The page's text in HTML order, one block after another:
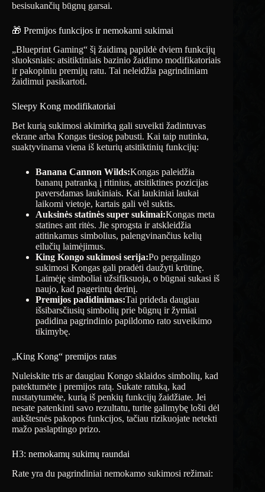
besisukančių būgnų garsai.
🎁 Premijos funkcijos ir nemokami sukimai
„Blueprint Gaming“ šį žaidimą papildė dviem funkcijų
sluoksniais: atsitiktiniais bazinio žaidimo modifikatoriais
ir pakopiniu premijų ratu. Tai neleidžia pagrindiniam
žaidimui pasikartoti.
Sleepy Kong modifikatoriai
Bet kurią sukimosi akimirką gali suveikti žadintuvas
ekrane arba Kongas tiesiog pabusti. Kai taip nutinka,
suaktyvinama viena iš keturių atsitiktinių funkcijų:
Banana Cannon Wilds:Kongas paleidžia
bananų patranką į ritinius, atsitiktines pozicijas
paversdamas laukiniais. Kai laukiniai laukai
laikomi vietoje, kartais gali vėl suktis.
Auksinės statinės super sukimai:Kongas meta
statines ant ritės. Jie sprogsta ir atskleidžia
atitinkamus simbolius, palengvinančius kelių
eilučių laimėjimus.
King Kongo sukimosi serija:Po pergalingo
sukimosi Kongas gali pradėti daužyti krūtinę.
Laimėję simboliai užsifiksuoja, o būgnai sukasi iš
naujo, kad pagerintų derinį.
Premijos padidinimas:Tai prideda daugiau
išsibarsčiusių simbolių prie būgnų ir žymiai
padidina pagrindinio papildomo rato suveikimo
tikimybę.
„King Kong“ premijos ratas
Nuleiskite tris ar daugiau Kongo sklaidos simbolių, kad
patektumėte į premijos ratą. Sukate ratuką, kad
nustatytumėte, kurią iš penkių funkcijų žaidžiate. Jei
nesate patenkinti savo rezultatu, turite galimybę lošti dėl
aukštesnės pakopos funkcijos, tačiau rizikuojate netekti
mažo paslaptingo prizo.
H3: nemokamų sukimų raundai
Rate yra du pagrindiniai nemokamo sukimosi režimai: